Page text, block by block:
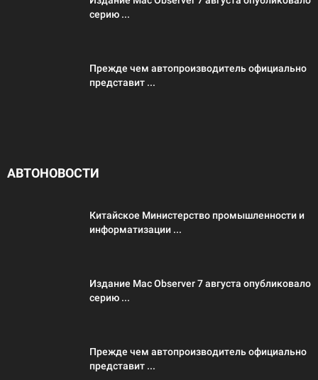
серию ...
Прежде чем автопроизводитель официально
представит ...
АВТОНОВОСТИ
Китайское Министерство промышленности и
информатизации ...
Издание Mac Observer 7 августа опубликовало
серию ...
Прежде чем автопроизводитель официально
представит ...